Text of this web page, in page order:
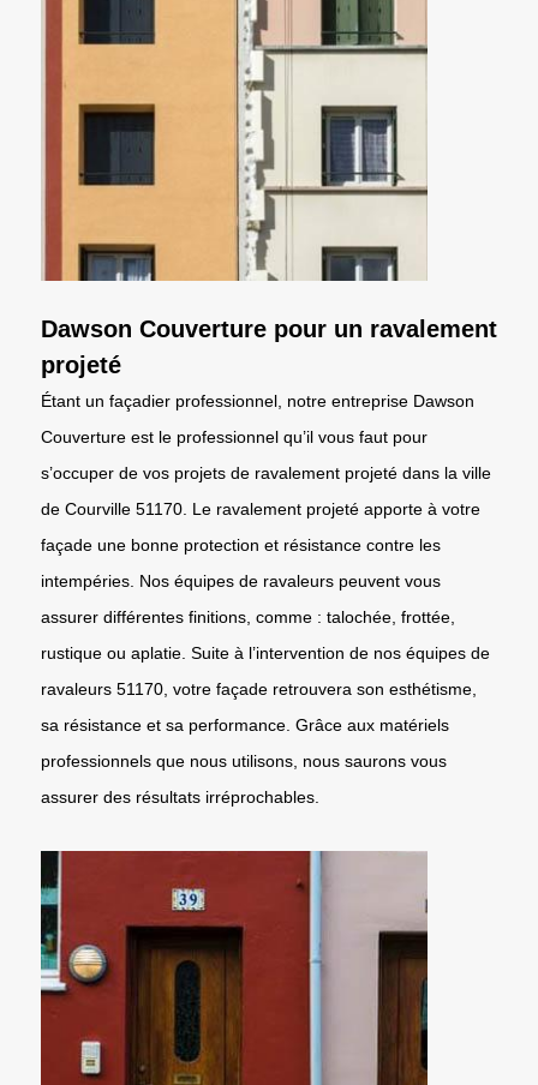
Dawson Couverture pour un ravalement
projeté
Étant un façadier professionnel, notre entreprise Dawson
Couverture est le professionnel qu’il vous faut pour
s’occuper de vos projets de ravalement projeté dans la ville
de Courville 51170. Le ravalement projeté apporte à votre
façade une bonne protection et résistance contre les
intempéries. Nos équipes de ravaleurs peuvent vous
assurer différentes finitions, comme : talochée, frottée,
rustique ou aplatie. Suite à l’intervention de nos équipes de
ravaleurs 51170, votre façade retrouvera son esthétisme,
sa résistance et sa performance. Grâce aux matériels
professionnels que nous utilisons, nous saurons vous
assurer des résultats irréprochables.